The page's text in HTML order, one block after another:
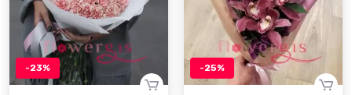
-23% -25%